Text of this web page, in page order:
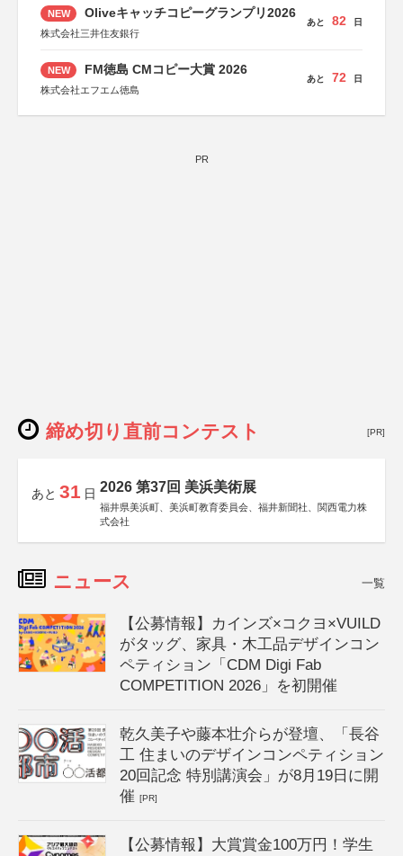
NEW Oliveキャッチコピーグランプリ2026
株式会社三井住友銀行
あと 82 日
NEW FM徳島 CMコピー大賞 2026
株式会社エフエム徳島
あと 72 日
PR
締め切り直前コンテスト [PR]
あと 31 日 2026 第37回 美浜美術展
福井県美浜町、美浜町教育委員会、福井新聞社、関西電力株
式会社
ニュース 一覧
【公募情報】カインズ×コクヨ×VUILD
がタッグ、家具・木工品デザインコン
ペティション「CDM Digi Fab
COMPETITION 2026」を初開催
乾久美子や藤本壮介らが登壇、「長谷
工 住まいのデザインコンペティション
20回記念 特別講演会」が8月19日に開
催[PR]
【公募情報】大賞賞金100万円！学生